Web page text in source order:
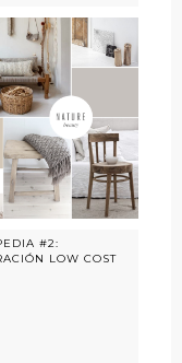
#2:
LOW COST